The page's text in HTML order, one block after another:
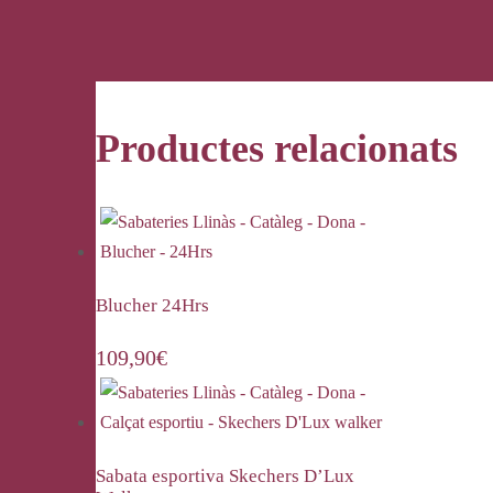
Productes relacionats
Blucher 24Hrs
109,90€
Sabata esportiva Skechers D’Lux